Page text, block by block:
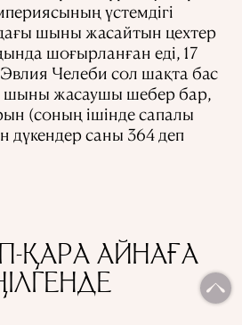
үстемдігі
шыны жасайтын цехтер
шоғырланған еді, 17
Челеби сол шақта бас
шыны жасаушы шебер бар,
(соның ішінде сапалы
дүкендер саны 364 деп
ҚАРА АЙНАҒА